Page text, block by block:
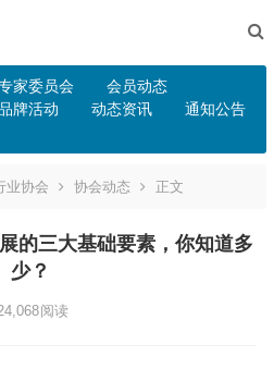
家委员会
会员动态
牌活动 动态资讯
通知公告
业协会 协会动态 正文
的三大基础要素，你知道多
少？
阅读